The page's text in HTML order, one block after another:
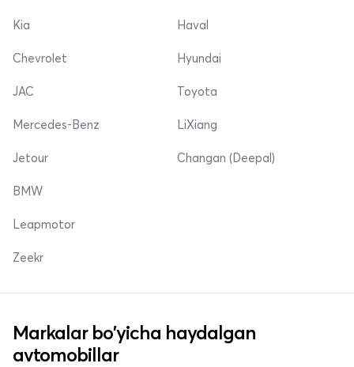
Kia
Chevrolet
Haval
Hyundai
JAC
Mercedes-Benz
Jetour
Toyota
LiXiang
Changan (Deepal)
BMW
Leapmotor
Zeekr
Markalar bo'yicha haydalgan
avtomobillar